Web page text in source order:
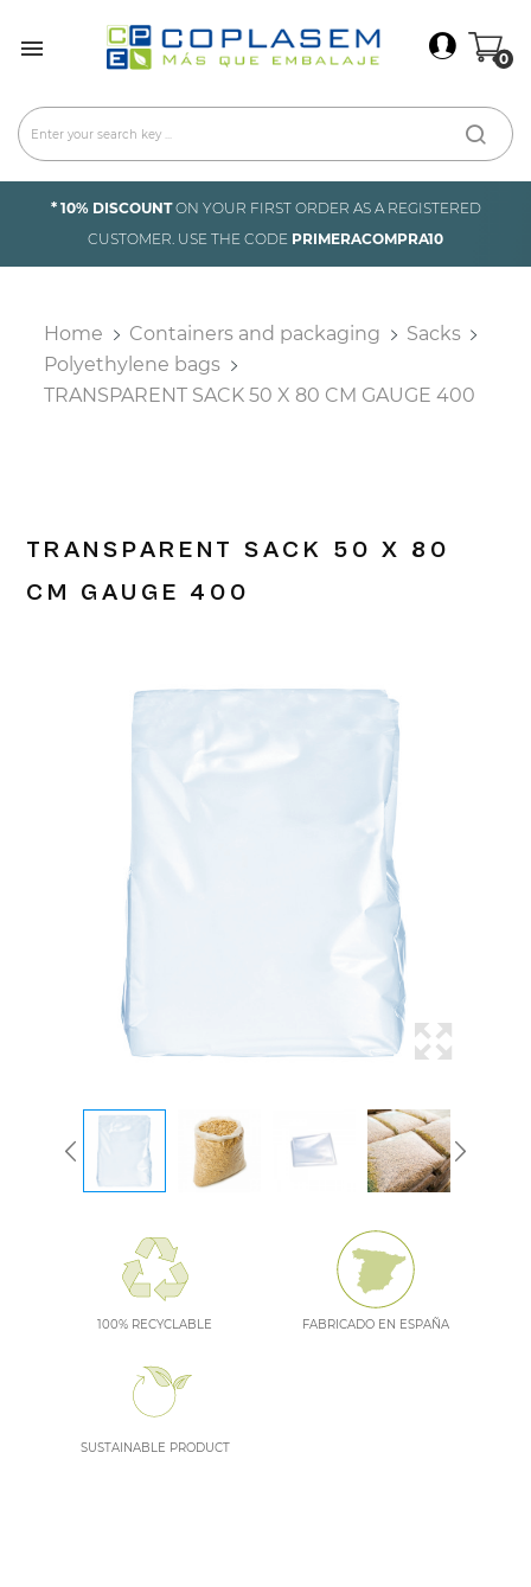
 0
* 10% DISCOUNTON YOUR FIRST ORDER AS A REGISTERED
CUSTOMER. USE THE CODE PRIMERACOMPRA10
Home Containers and packaging
Sacks
Polyethylene bags
TRANSPARENT SACK 50 X 80 CM GAUGE 400
TRANSPARENT SACK 50 X 80
CM GAUGE 400
100% RECYCLABLE FABRICADO EN ESPAÑA
SUSTAINABLE PRODUCT
Sign In ×
Cancel Sign in